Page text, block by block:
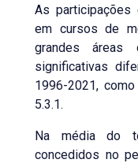
As
em cursos de
grandes áreas
significativas
1996-2021,
5.3.1.
Na média do
concedidos no